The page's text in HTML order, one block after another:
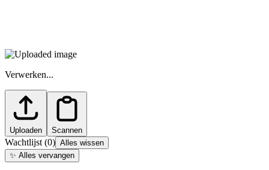
Verwerken...
Uploaden Scannen
Wachtlijst(0) Alles wissen
✨ Alles vervangen